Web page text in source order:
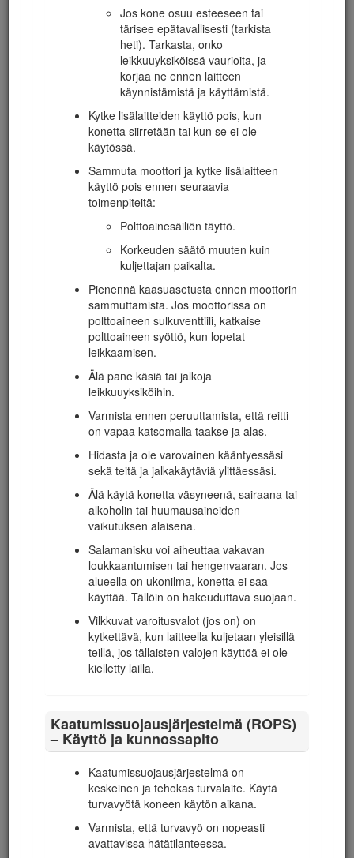
Jos kone osuu esteeseen tai
tärisee epätavallisesti (tarkista
heti). Tarkasta, onko
leikkuuyksiköissä vaurioita, ja
korjaa ne ennen laitteen
käynnistämistä ja käyttämistä.
Kytke lisälaitteiden käyttö pois, kun
konetta siirretään tai kun se ei ole
käytössä.
Sammuta moottori ja kytke lisälaitteen
käyttö pois ennen seuraavia
toimenpiteitä:
Polttoainesäiliön täyttö.
Korkeuden säätö muuten kuin
kuljettajan paikalta.
Pienennä kaasuasetusta ennen moottorin
sammuttamista. Jos moottorissa on
polttoaineen sulkuventtiili, katkaise
polttoaineen syöttö, kun lopetat
leikkaamisen.
Älä pane käsiä tai jalkoja
leikkuuyksiköihin.
Varmista ennen peruuttamista, että reitti
on vapaa katsomalla taakse ja alas.
Hidasta ja ole varovainen kääntyessäsi
sekä teitä ja jalkakäytäviä ylittäessäsi.
Älä käytä konetta väsyneenä, sairaana tai
alkoholin tai huumausaineiden
vaikutuksen alaisena.
Salamanisku voi aiheuttaa vakavan
loukkaantumisen tai hengenvaaran. Jos
alueella on ukonilma, konetta ei saa
käyttää. Tällöin on hakeuduttava suojaan.
Vilkkuvat varoitusvalot (jos on) on
kytkettävä, kun laitteella kuljetaan yleisillä
teillä, jos tällaisten valojen käyttöä ei ole
kielletty lailla.
Kaatumissuojausjärjestelmä (ROPS)
– Käyttö ja kunnossapito
Kaatumissuojausjärjestelmä on
keskeinen ja tehokas turvalaite. Käytä
turvavyötä koneen käytön aikana.
Varmista, että turvavyö on nopeasti
avattavissa hätätilanteessa.
suorittaminen edellyttää. Käytä vain
valmistajan hyväksymiä lisälaitteita ja -
varusteita.
Tarkista, että käyttäjän pitokytkimet,
turvakytkimet ja kilvet ovat paikoillaan ja
toimivat oikein. Älä käytä konetta, mikäli ne
eivät toimi kunnolla.
Käyttö
Älä käytä moottoria ahtaissa tiloissa, joihin
voi kertyä vaarallista häkää ja muita
pakokaasuja.
Leikkaa ruohoa vain päivänvalossa tai
hyvässä keinovalaistuksessa.
Vapauta kaikki terien kiinnikkeet, siirrä vaihde
vapaalle ja kytke seisontajarru ennen kuin
käynnistät moottorin. Käynnistä moottori vain
käyttäjän paikalta käsin. Älä irrota
kaatumissuojausjärjestelmää. Käytä aina
turvavöitä käytön aikana.
Älä laita käsiä tai jalkoja pyörivien osien
lähelle tai alle. Älä milloinkaan mene
heittoaukon eteen.
Muista, että turvallista rinnettä ei ole.
Ruohorinteillä ajettaessa on oltava erityisen
varovainen. Kaatumisen ehkäisemiseksi:
Älä käynnistä tai pysähdy äkillisesti
ajaessasi ylä- tai alamäkeen.
Pidä koneen nopeus alhaisena rinteillä
ja jyrkissä käännöksissä.
Varo töyssyjä, kuoppia ja muita piileviä
vaaroja.
Älä koskaan leikkaa ruohoa rinteen
poikittaissuunnassa, ellei leikkuria ole
suunniteltu tähän tarkoitukseen.
Varo liikennettä, kun ylität tien tai
työskentelet tien lähistöllä.
ruohopinnan.
Kun käytät lisälaitteita, älä koskaan ohjaa
ketään koneen lähelle käytön aikana.